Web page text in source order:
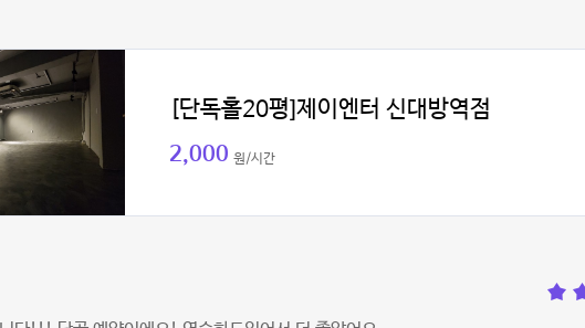
[단독홀20평]제이엔터 신대방역점
2,000 원/시간